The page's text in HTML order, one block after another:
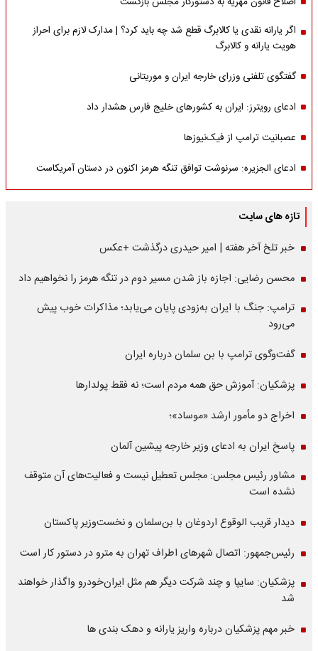
اگر یارانه نقدی یا کالابرگ قطع شد چه باید کرد؟ | مدارک لازم برای احراز
هویت یارانه و کالابرگ
گفتگوی تلفنی وزرای خارجه ایران و موریتانی
ادعای رویترز: ایران به کشورهای خلیج فارس هشدار داد
عصبانیت ترامپ از فیک‌نیوزها
ادعای الجزیره: سرنوشت توافق تنگه هرمز اکنون در دستان آمریکاست
تازه های سایت
خبر تلخ آخر هفته | امیر حیدری درگذشت +عکس
محسن رضایی: اجازه باز شدن مسیر دوم در تنگه هرمز را نخواهیم داد
ترامپ: جنگ با ایران به‌زودی پایان می‌یابد؛ مذاکرات خوب پیش
می‌رود
گفت‌وگوی ترامپ با بن سلمان درباره ایران
پزشکیان: آموزش حق همه مردم است؛ نه فقط پولدارها
اخراج دو مأمور ارشد «موساد»؛
پاسخ ایران به ادعای وزیر خارجه پیشین آلمان
مشاور رئیس مجلس: مجلس تعطیل نیست و فعالیت‌های آن متوقف
نشده است
دیدار قریب الوقوع اردوغان با بن‌سلمان و نخست‌وزیر پاکستان
رئیس‌جمهور: اتصال شهرهای اطراف تهران به مترو در دستور کار است
پزشکیان: سایپا و چند شرکت دیگر هم مثل ایران‌خودرو واگذار خواهند
شد
خبر مهم پزشکیان درباره واریز یارانه و دهک بندی ها